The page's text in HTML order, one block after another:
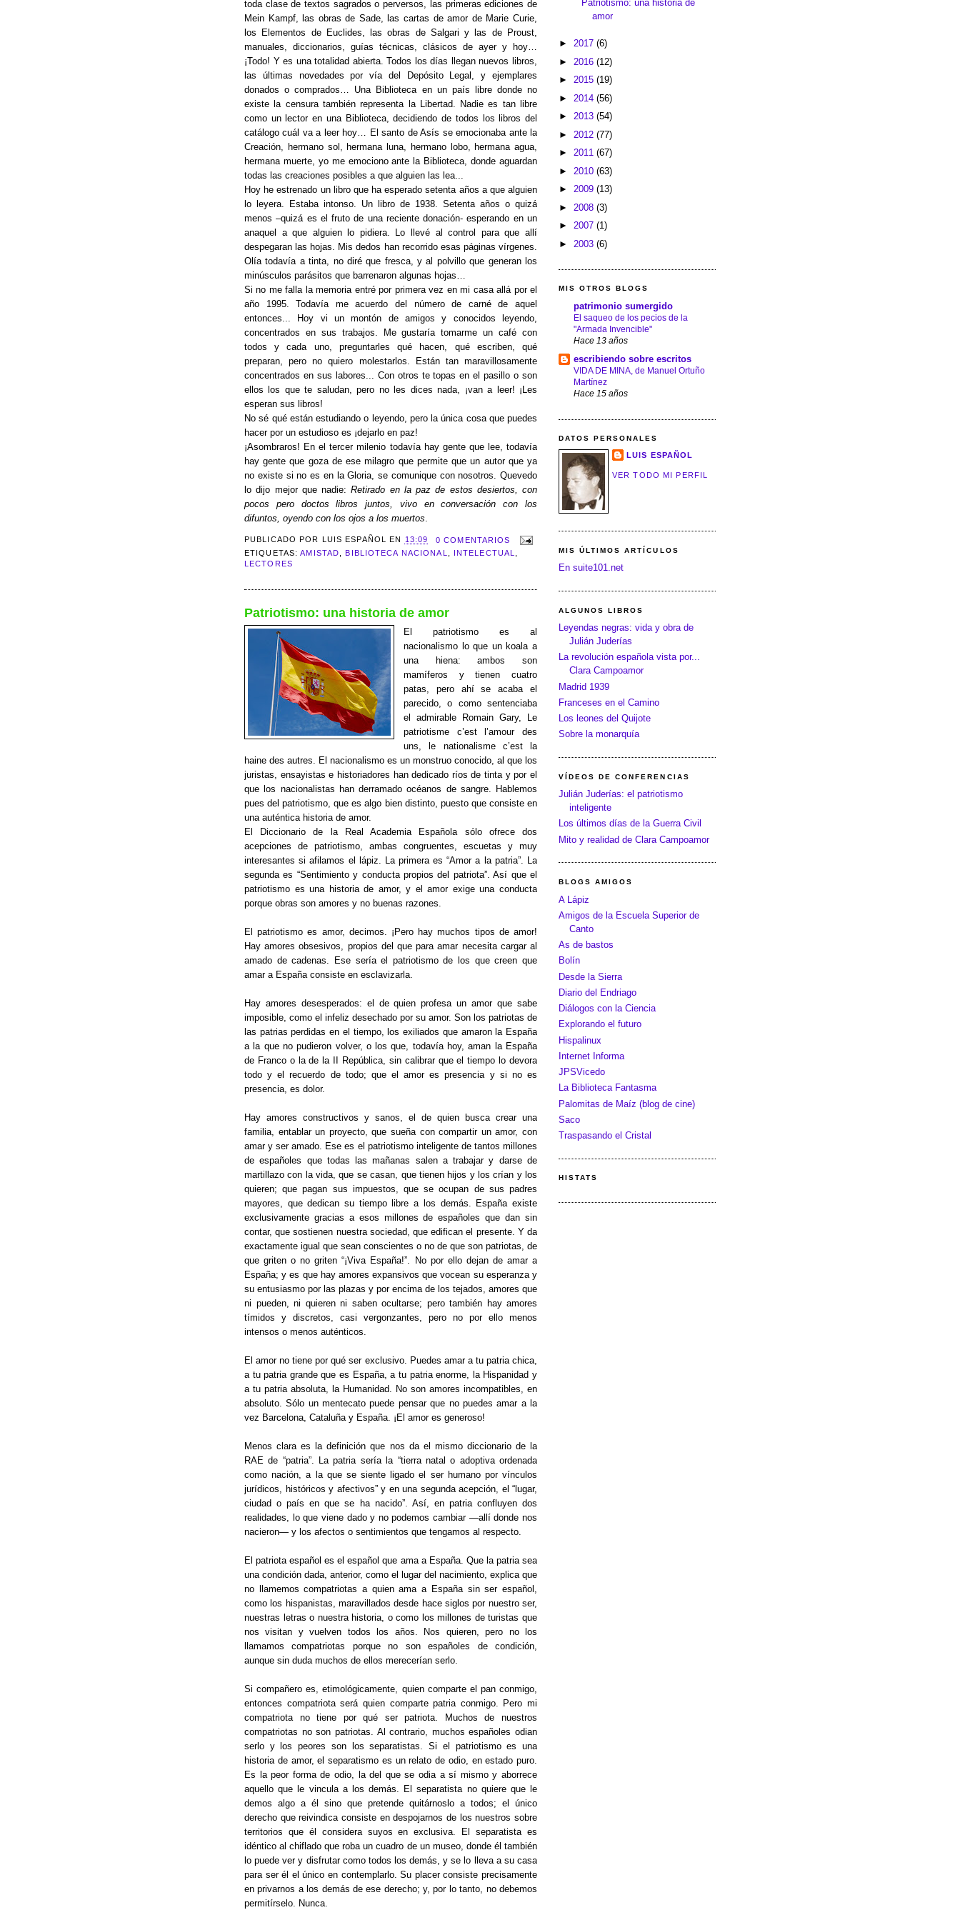
toda clase de textos sagrados o perversos, las primeras ediciones de
Mein Kampf, las obras de Sade, las cartas de amor de Marie Curie,
los Elementos de Euclides, las obras de Salgari y las de Proust,
manuales, diccionarios, guías técnicas, clásicos de ayer y hoy…
¡Todo! Y es una totalidad abierta. Todos los días llegan nuevos libros,
las últimas novedades por vía del Depósito Legal, y ejemplares
donados o comprados… Una Biblioteca en un país libre donde no
existe la censura también representa la Libertad. Nadie es tan libre
como un lector en una Biblioteca, decidiendo de todos los libros del
catálogo cuál va a leer hoy… El santo de Asís se emocionaba ante la
Creación, hermano sol, hermana luna, hermano lobo, hermana agua,
hermana muerte, yo me emociono ante la Biblioteca, donde aguardan
todas las creaciones posibles a que alguien las lea...
Hoy he estrenado un libro que ha esperado setenta años a que alguien
lo leyera. Estaba intonso. Un libro de 1938. Setenta años o quizá
menos –quizá es el fruto de una reciente donación- esperando en un
anaquel a que alguien lo pidiera. Lo llevé al control para que allí
despegaran las hojas. Mis dedos han recorrido esas páginas vírgenes.
Olía todavía a tinta, no diré que fresca, y al polvillo que generan los
minúsculos parásitos que barrenaron algunas hojas…
Si no me falla la memoria entré por primera vez en mi casa allá por el
año 1995. Todavía me acuerdo del número de carné de aquel
entonces... Hoy vi un montón de amigos y conocidos leyendo,
concentrados en sus trabajos. Me gustaría tomarme un café con
todos y cada uno, preguntarles qué hacen, qué escriben, qué
preparan, pero no quiero molestarlos. Están tan maravillosamente
concentrados en sus labores... Con otros te topas en el pasillo o son
ellos los que te saludan, pero no les dices nada, ¡van a leer! ¡Les
esperan sus libros!
No sé qué están estudiando o leyendo, pero la única cosa que puedes
hacer por un estudioso es ¡dejarlo en paz!
¡Asombraros! En el tercer milenio todavía hay gente que lee, todavía
hay gente que goza de ese milagro que permite que un autor que ya
no existe si no es en la Gloria, se comunique con nosotros. Quevedo
lo dijo mejor que nadie:Retirado en la paz de estos desiertos, con
pocos pero doctos libros juntos, vivo en conversación con los
difuntos, oyendo con los ojos a los muertos.
PUBLICADO POR LUIS ESPAÑOL EN 13:09
0 COMENTARIOS
ETIQUETAS:AMISTAD ,BIBLIOTECA NACIONAL INTELECTUAL
LECTORES
Patriotismo: una historia de amor
El patriotismo es al
nacionalismo lo que un koala a
una hiena: ambos son
mamíferos y tienen cuatro
patas, pero ahí se acaba el
parecido, o como sentenciaba
el admirable Romain Gary, Le
patriotisme c’est l’amour des
uns, le nationalisme c’est la
haine des autres. El nacionalismo es un monstruo conocido, al que los
juristas, ensayistas e historiadores han dedicado ríos de tinta y por el
que los nacionalistas han derramado océanos de sangre. Hablemos
pues del patriotismo, que es algo bien distinto, puesto que consiste en
una auténtica historia de amor.
El Diccionario de la Real Academia Española sólo ofrece dos
acepciones de patriotismo, ambas congruentes, escuetas y muy
interesantes si afilamos el lápiz. La primera es “Amor a la patria”. La
segunda es “Sentimiento y conducta propios del patriota”. Así que el
patriotismo es una historia de amor, y el amor exige una conducta
porque obras son amores y no buenas razones.
El patriotismo es amor, decimos. ¡Pero hay muchos tipos de amor!
Hay amores obsesivos, propios del que para amar necesita cargar al
amado de cadenas. Ese sería el patriotismo de los que creen que
amar a España consiste en esclavizarla.
Hay amores desesperados: el de quien profesa un amor que sabe
imposible, como el infeliz desechado por su amor. Son los patriotas de
las patrias perdidas en el tiempo, los exiliados que amaron la España
a la que no pudieron volver, o los que, todavía hoy, aman la España
de Franco o la de la II República, sin calibrar que el tiempo lo devora
todo y el recuerdo de todo; que el amor es presencia y si no es
presencia, es dolor.
Hay amores constructivos y sanos, el de quien busca crear una
familia, entablar un proyecto, que sueña con compartir un amor, con
amar y ser amado. Ese es el patriotismo inteligente de tantos millones
de españoles que todas las mañanas salen a trabajar y darse de
martillazo con la vida, que se casan, que tienen hijos y los crían y los
quieren; que pagan sus impuestos, que se ocupan de sus padres
mayores, que dedican su tiempo libre a los demás. España existe
exclusivamente gracias a esos millones de españoles que dan sin
contar, que sostienen nuestra sociedad, que edifican el presente. Y da
exactamente igual que sean conscientes o no de que son patriotas, de
que griten o no griten “¡Viva España!”. No por ello dejan de amar a
España; y es que hay amores expansivos que vocean su esperanza y
su entusiasmo por las plazas y por encima de los tejados, amores que
ni pueden, ni quieren ni saben ocultarse; pero también hay amores
tímidos y discretos, casi vergonzantes, pero no por ello menos
intensos o menos auténticos.
El amor no tiene por qué ser exclusivo. Puedes amar a tu patria chica,
a tu patria grande que es España, a tu patria enorme, la Hispanidad y
a tu patria absoluta, la Humanidad. No son amores incompatibles, en
absoluto. Sólo un mentecato puede pensar que no puedes amar a la
vez Barcelona, Cataluña y España. ¡El amor es generoso!
Menos clara es la definición que nos da el mismo diccionario de la
RAE de “patria”. La patria sería la “tierra natal o adoptiva ordenada
como nación, a la que se siente ligado el ser humano por vínculos
jurídicos, históricos y afectivos” y en una segunda acepción, el “lugar,
ciudad o país en que se ha nacido”. Así, en patria confluyen dos
realidades, lo que viene dado y no podemos cambiar —allí donde nos
nacieron— y los afectos o sentimientos que tengamos al respecto.
El patriota español es el español que ama a España. Que la patria sea
una condición dada, anterior, como el lugar del nacimiento, explica que
no llamemos compatriotas a quien ama a España sin ser español,
como los hispanistas, maravillados desde hace siglos por nuestro ser,
nuestras letras o nuestra historia, o como los millones de turistas que
nos visitan y vuelven todos los años. Nos quieren, pero no los
llamamos compatriotas porque no son españoles de condición,
aunque sin duda muchos de ellos merecerían serlo.
Si compañero es, etimológicamente, quien comparte el pan conmigo,
entonces compatriota será quien comparte patria conmigo. Pero mi
compatriota no tiene por qué ser patriota. Muchos de nuestros
compatriotas no son patriotas. Al contrario, muchos españoles odian
serlo y los peores son los separatistas. Si el patriotismo es una
historia de amor, el separatismo es un relato de odio, en estado puro.
Es la peor forma de odio, la del que se odia a sí mismo y aborrece
aquello que le vincula a los demás. El separatista no quiere que le
demos algo a él sino que pretende quitárnoslo a todos; el único
derecho que reivindica consiste en despojarnos de los nuestros sobre
territorios que él considera suyos en exclusiva. El separatista es
idéntico al chiflado que roba un cuadro de un museo, donde él también
lo puede ver y disfrutar como todos los demás, y se lo lleva a su casa
para ser él el único en contemplarlo. Su placer consiste precisamente
en privarnos a los demás de ese derecho; y, por lo tanto, no debemos
permitírselo. Nunca.
Patriotismo: una historia de
amor
► 2017 (6)
► 2016 (12)
► 2015 (19)
► 2014 (56)
► 2013 (54)
► 2012 (77)
► 2011 (67)
► 2010 (63)
► 2009 (13)
► 2008 (3)
► 2007 (1)
► 2003 (6)
MIS OTROS BLOGS
patrimonio sumergido
El saqueo de los pecios de la
"Armada Invencible"
Hace 13 años
escribiendo sobre escritos
VIDA DE MINA, de Manuel Ortuño
Martínez
Hace 15 años
DATOS PERSONALES
LUIS ESPAÑOL
VER TODO MI PERFIL
MIS ÚLTIMOS ARTÍCULOS
En suite101.net
ALGUNOS LIBROS
Leyendas negras: vida y obra de
Julián Juderías
La revolución española vista por...
Clara Campoamor
Madrid 1939
Franceses en el Camino
Los leones del Quijote
Sobre la monarquía
VÍDEOS DE CONFERENCIAS
Julián Juderías: el patriotismo
inteligente
Los últimos días de la Guerra Civil
Mito y realidad de Clara Campoamor
BLOGS AMIGOS
A Lápiz
Amigos de la Escuela Superior de
Canto
As de bastos
Bolín
Desde la Sierra
Diario del Endriago
Diálogos con la Ciencia
Explorando el futuro
Hispalinux
Internet Informa
JPSVicedo
La Biblioteca Fantasma
Palomitas de Maíz (blog de cine)
Saco
Traspasando el Cristal
HISTATS